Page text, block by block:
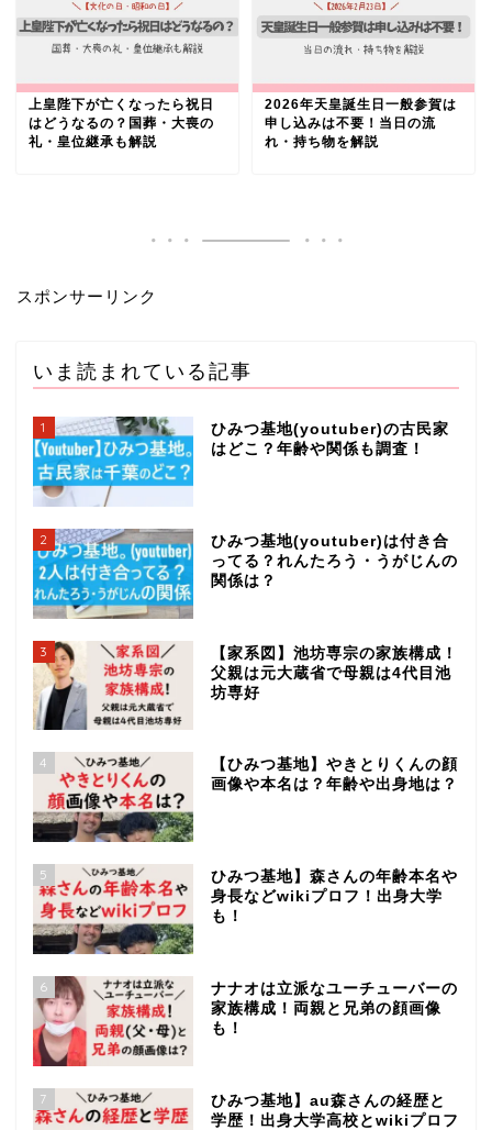
上皇陛下が亡くなったら祝日
はどうなるの？国葬・大喪の
礼・皇位継承も解説
2026年天皇誕生日一般参賀は
申し込みは不要！当日の流
れ・持ち物を解説
スポンサーリンク
いま読まれている記事
1
ひみつ基地(youtuber)の古民家
はどこ？年齢や関係も調査！
2
ひみつ基地(youtuber)は付き合
ってる？れんたろう・うがじんの
関係は？
3
【家系図】池坊専宗の家族構成！
父親は元大蔵省で母親は4代目池
坊専好
4
【ひみつ基地】やきとりくんの顔
画像や本名は？年齢や出身地は？
5
ひみつ基地】森さんの年齢本名や
身長などwikiプロフ！出身大学
も！
6
ナナオは立派なユーチューバーの
家族構成！両親と兄弟の顔画像
も！
7
ひみつ基地】au森さんの経歴と
学歴！出身大学高校とwikiプロフ